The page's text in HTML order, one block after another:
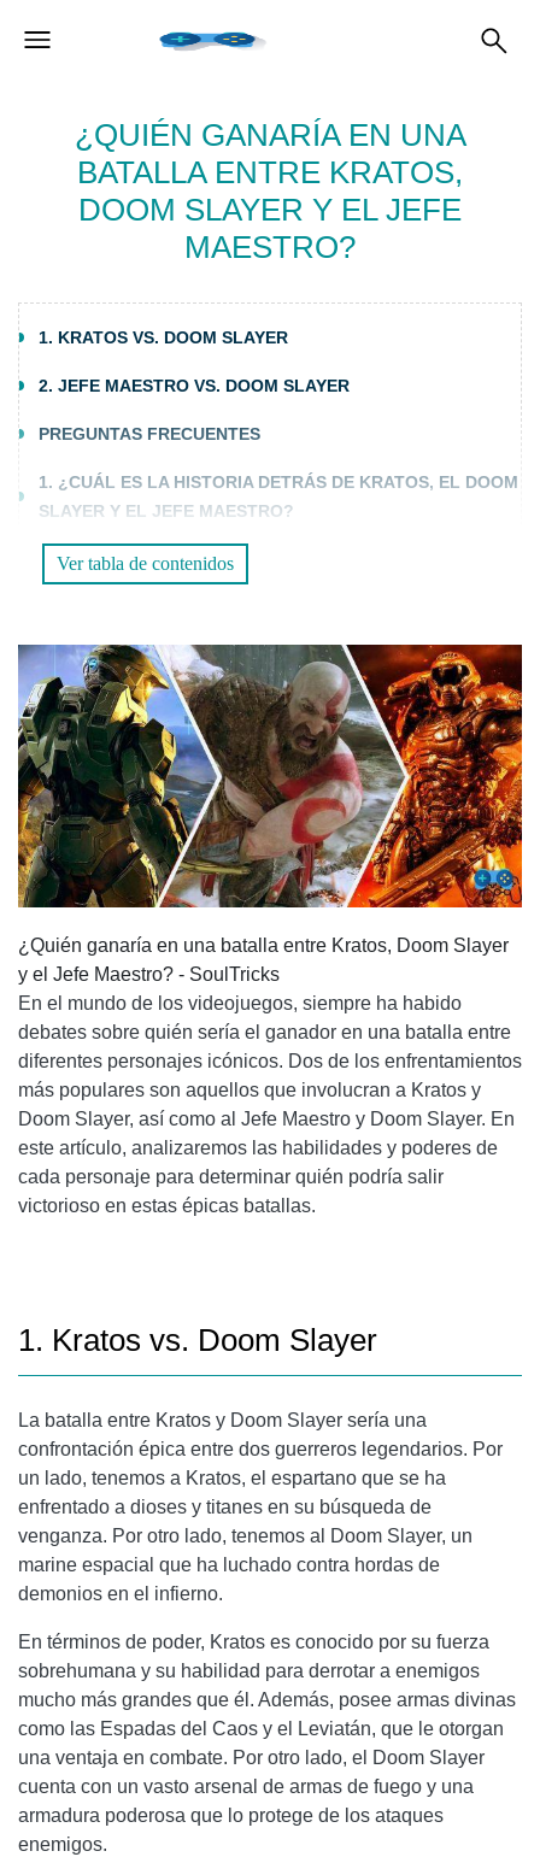
¿QUIÉN GANARÍA EN UNA
BATALLA ENTRE KRATOS,
DOOM SLAYER Y EL JEFE
MAESTRO?
1. KRATOS VS. DOOM SLAYER
2. JEFE MAESTRO VS. DOOM SLAYER
PREGUNTAS FRECUENTES
1. ¿CUÁL ES LA HISTORIA DETRÁS DE KRATOS, EL DOOM
SLAYER Y EL JEFE MAESTRO?
2. ¿DÓNDE PUEDO ENCONTRAR MÁS INFORMACIÓN
SOBRE LAS BATALLAS ENTRE ESTOS PERSONAJES?
Ver tabla de contenidos
¿Quién ganaría en una batalla entre Kratos, Doom Slayer
y el Jefe Maestro? - SoulTricks
En el mundo de los videojuegos, siempre ha habido
debates sobre quién sería el ganador en una batalla entre
diferentes personajes icónicos. Dos de los enfrentamientos
más populares son aquellos que involucran a Kratos y
Doom Slayer, así como al Jefe Maestro y Doom Slayer. En
este artículo, analizaremos las habilidades y poderes de
cada personaje para determinar quién podría salir
victorioso en estas épicas batallas.
1. Kratos vs. Doom Slayer
La batalla entre Kratos y Doom Slayer sería una
confrontación épica entre dos guerreros legendarios. Por
un lado, tenemos a Kratos, el espartano que se ha
enfrentado a dioses y titanes en su búsqueda de
venganza. Por otro lado, tenemos al Doom Slayer, un
marine espacial que ha luchado contra hordas de
demonios en el infierno.
En términos de poder, Kratos es conocido por su fuerza
sobrehumana y su habilidad para derrotar a enemigos
mucho más grandes que él. Además, posee armas divinas
como las Espadas del Caos y el Leviatán, que le otorgan
una ventaja en combate. Por otro lado, el Doom Slayer
cuenta con un vasto arsenal de armas de fuego y una
armadura poderosa que lo protege de los ataques
enemigos.